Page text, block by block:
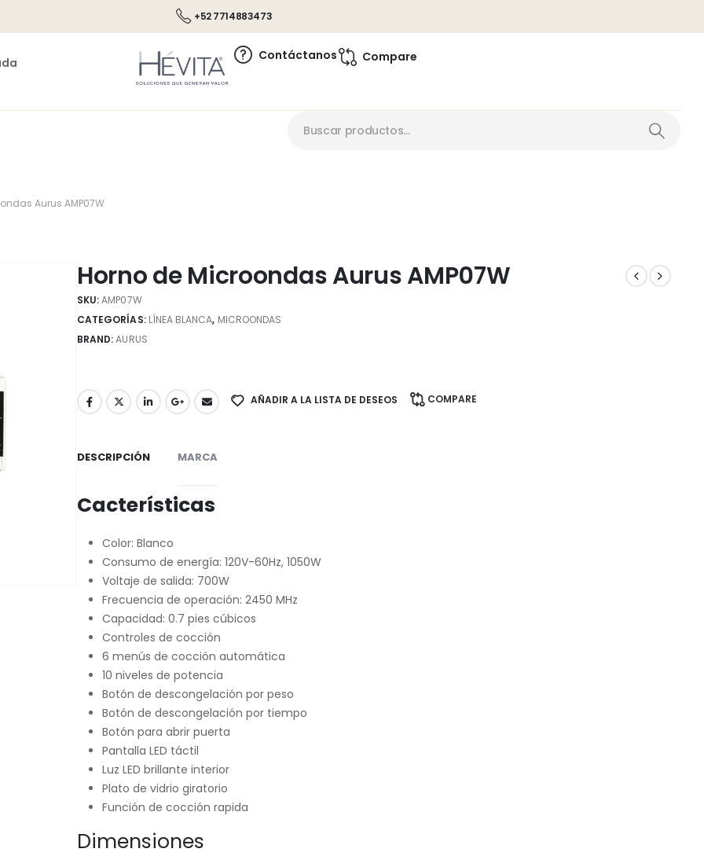
+52 7714883473
Contáctanos Compare
Aurus AMP07W
Horno de Microondas Aurus AMP07W
SKU:AMP07W
CATEGORÍAS: LÍNEA BLANCA, MICROONDAS
BRAND:AURUS
AÑADIR A LA LISTA DE DESEOS COMPARE
DESCRIPCIÓN MARCA
Cacterísticas
Color: Blanco
Consumo de energía: 120V-60Hz, 1050W
Voltaje de salida: 700W
Frecuencia de operación: 2450 MHz
Capacidad: 0.7 pies cúbicos
Controles de cocción
6 menús de cocción automática
10 niveles de potencia
Botón de descongelación por peso
Botón de descongelación por tiempo
Botón para abrir puerta
Pantalla LED táctil ​
Luz LED ​brillante interior
Plato de vidrio giratorio
Función de cocción rapida
Dimensiones